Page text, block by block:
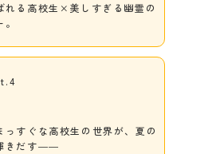
れる高校生×美しすぎる幽霊の
っすぐな高校生の世界が、夏の
きだす――